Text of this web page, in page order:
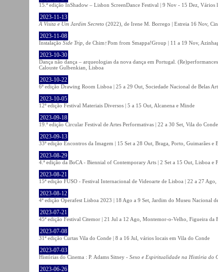
15.ª edição InShadow – Lisbon ScreenDance Festival | 9 Nov - 15 Dez, Vários
2023-11-13
A Visita e Um Jardim Secreto (2022), de Irene M. Borrego | Estreia 16 Nov,
2023-11-08
Instalação Side Trip , de Chim↑Pom from Smappa!Group | 11 a 19 Nov,
2023-10-30
Dança não dança – arqueologias da nova dança em Portugal.
Calouste Gulbenkian, Lisboa
2023-10-22
6ª edição Drawing Room Lisboa | 25 a 29 Out, Sociedade Nacional de Belas
2023-10-05
12ª edição Festival Materiais Diversos | 5 a 15 Out, Alcanena e Minde
2023-09-18
19.ª edição Circular Festival de Artes Performativas | 22 a 30 Set, Vila do Conde
2023-09-13
33ª edição Encontros da Imagem | 15 Set a 28 Out, Braga, Porto, Guimarães e
2023-08-29
4.ª edição da BoCA - Biennial of Contemporary Arts | 2 Set a 15 Out, Lisboa e
2023-08-21
15ª edição FUSO - Festival Internacional de Videoarte de Lisboa | 22 a 27
2023-08-12
4ª edição Operafest Lisboa 2023 | 18 Ago a 9 Set, Jardim do Museu Nacional
2023-07-21
45ª edição Festival Citemor | 21 Jul a 12 Ago, Montemor-o-Velho, Figueira da
2023-07-08
31ª edição Curtas Vila do Conde | 8 a 16 Jul, vários locais em Vila do Conde
2023-07-03
Histórias do Cinema : P. Adams Sitney - Sexo e Espiritualidade na História do
2023-06-26